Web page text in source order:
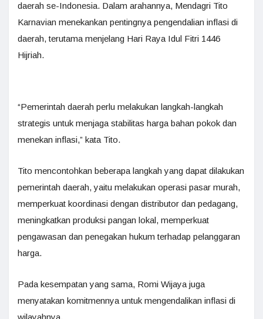
daerah se-Indonesia. Dalam arahannya, Mendagri Tito
Karnavian menekankan pentingnya pengendalian inflasi di
daerah, terutama menjelang Hari Raya Idul Fitri 1446
Hijriah.
“Pemerintah daerah perlu melakukan langkah-langkah
strategis untuk menjaga stabilitas harga bahan pokok dan
menekan inflasi,” kata Tito.
Tito mencontohkan beberapa langkah yang dapat dilakukan
pemerintah daerah, yaitu melakukan operasi pasar murah,
memperkuat koordinasi dengan distributor dan pedagang,
meningkatkan produksi pangan lokal, memperkuat
pengawasan dan penegakan hukum terhadap pelanggaran
harga.
Pada kesempatan yang sama, Romi Wijaya juga
menyatakan komitmennya untuk mengendalikan inflasi di
wilayahnya.